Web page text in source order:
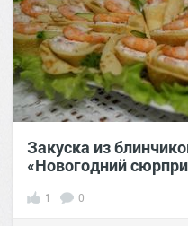
Закуска из
«Новогодний
1 0